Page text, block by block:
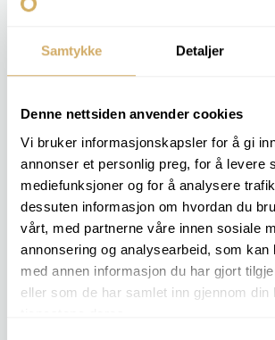
Samtykke Detaljer
Denne nettsiden anvender cookies
Vi bruker informasjonskapsler for å gi
annonser et personlig preg, for å levere
mediefunksjoner og for å analysere
dessuten informasjon om hvordan du
vårt, med partnerne våre innen sosiale
annonsering og analysearbeid, som kan
med annen informasjon du har gjort
eller som de har samlet inn gjennom din
Du får en statusrapport på
INKLUDERTE ANALYSER
Viskositet v 40
Vanninnhold [%]
Oksidasjon
Elementanalyse
Antiwear
Flammepunkt (Lukket kopp)